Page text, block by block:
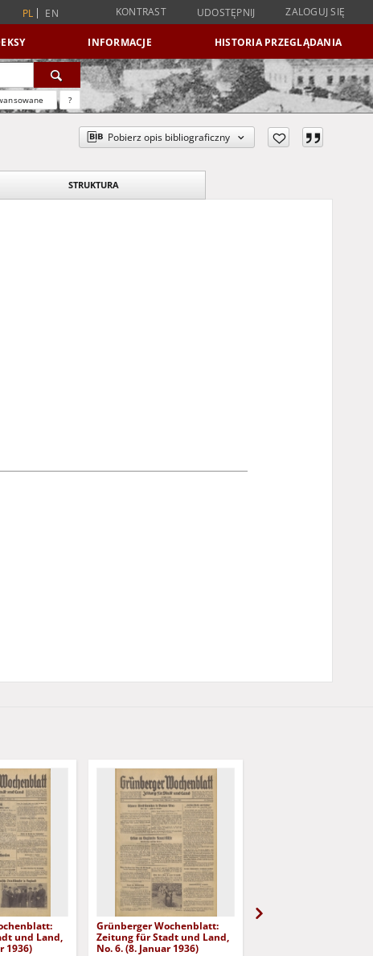
PL EN KONTRAST UDOSTĘPNIJ ZALOGUJ SIĘ
INFORMACJE HISTORIA PRZEGLĄDANIA
?
Pobierz opis bibliograficzny
STRUKTURA
und Land,
1936)
Grünberger Wochenblatt:
Zeitung für Stadt und Land,
No. 6. (8. Januar 1936)